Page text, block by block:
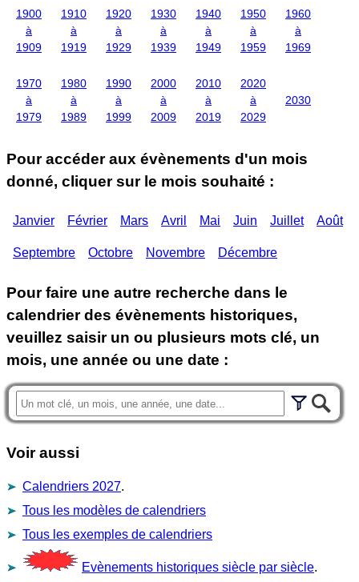
1900
à
1909
1910
à
1919
1920
à
1929
1930
à
1939
1940
à
1949
1950
à
1959
1960
à
1969
1970
à
1979
1980
à
1989
1990
à
1999
2000
à
2009
2010
à
2019
2020
à
2029
2030
Pour accéder aux évènements d'un mois
donné, cliquer sur le mois souhaité :
Janvier Février Mars Avril Mai Juin Juillet Août
Septembre Octobre Novembre Décembre
Pour faire une autre recherche dans le
calendrier des évènements historiques,
veuillez saisir un ou plusieurs mots clé, un
mois, une année ou une date :
Voir aussi
Calendriers 2027.
Tous les modèles de calendriers
Tous les exemples de calendriers
Evènements historiques siècle par siècle.